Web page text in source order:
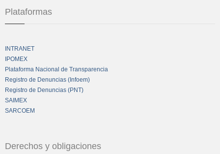
Plataformas
INTRANET
IPOMEX
Plataforma Nacional de Transparencia
Registro de Denuncias (Infoem)
Registro de Denuncias (PNT)
SAIMEX
SARCOEM
Derechos y obligaciones